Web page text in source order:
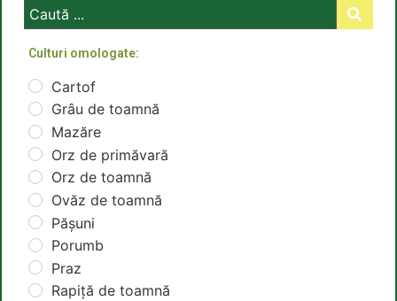
Culturi omologate:
Cartof
Grâu de toamnă
Mazăre
Orz de primăvară
Orz de toamnă
Ovăz de toamnă
Pășuni
Porumb
Praz
Rapiţă de toamnă